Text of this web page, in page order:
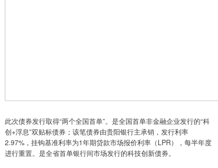
此次债券发行取得“两个全国首单”。是全国首单非金融企业发行的“科
创+浮息”双贴标债券；该笔债券由贵阳银行主承销，发行利率
2.97%，挂钩基准利率为1年期贷款市场报价利率（LPR），每半年度
进行重置。是全省首单银行间市场发行的科技创新债券。